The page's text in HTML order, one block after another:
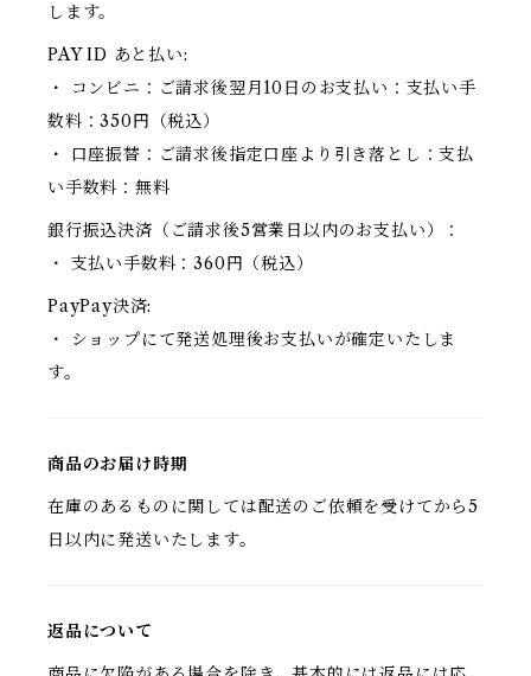
します。
PAY ID あと払い:
・ コンビニ：ご請求後翌月10日のお支払い：支払い手
数料：350円（税込）
・ 口座振替：ご請求後指定口座より引き落とし：支払
い手数料：無料
銀行振込決済（ご請求後5営業日以内のお支払い）：
・ 支払い手数料：360円（税込）
PayPay決済:
・ ショップにて発送処理後お支払いが確定いたしま
す。
商品のお届け時期
在庫のあるものに関しては配送のご依頼を受けてから5
日以内に発送いたします。
返品について